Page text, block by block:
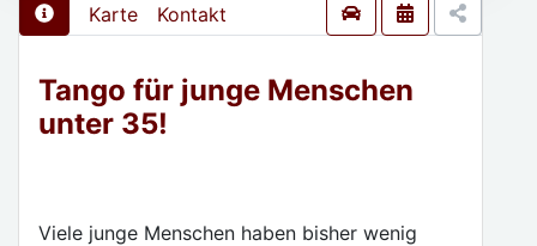
Karte Kontakt
Tango für junge Menschen
unter 35!
Viele junge Menschen haben bisher wenig